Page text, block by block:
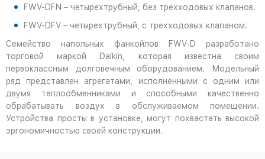
FWV-DFN – четырехтрубный, без трехходовых клапанов.
FWV-DFV – четырехтрубный, c трехходовых клапаном.
Семейство напольных фанкойлов FWV-D разработано
торговой маркой Daikin, которая известна своим
первоклассным долговечным оборудованием. Модельный
ряд представлен агрегатами, исполненными с одним или
двумя теплообменниками и способными качественно
обрабатывать воздух в обслуживаемом помещении.
Устройства просты в установке, могут похвастать высокой
эргономичностью своей конструкции.